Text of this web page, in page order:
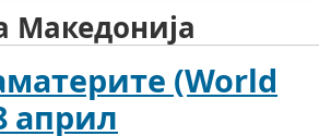
Македонија
(World
април